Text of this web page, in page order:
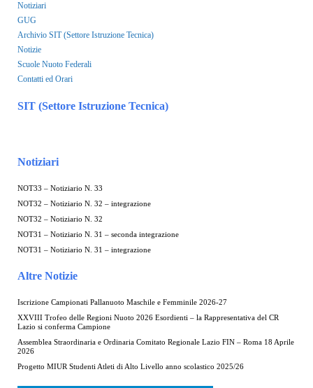
Notiziari
GUG
Archivio SIT (Settore Istruzione Tecnica)
Notizie
Scuole Nuoto Federali
Contatti ed Orari
SIT (Settore Istruzione Tecnica)
Notiziari
NOT33 – Notiziario N. 33
NOT32 – Notiziario N. 32 – integrazione
NOT32 – Notiziario N. 32
NOT31 – Notiziario N. 31 – seconda integrazione
NOT31 – Notiziario N. 31 – integrazione
Altre Notizie
Iscrizione Campionati Pallanuoto Maschile e Femminile 2026-27
XXVIII Trofeo delle Regioni Nuoto 2026 Esordienti – la Rappresentativa del CR
Lazio si conferma Campione
Assemblea Straordinaria e Ordinaria Comitato Regionale Lazio FIN – Roma 18 Aprile
2026
Progetto MIUR Studenti Atleti di Alto Livello anno scolastico 2025/26